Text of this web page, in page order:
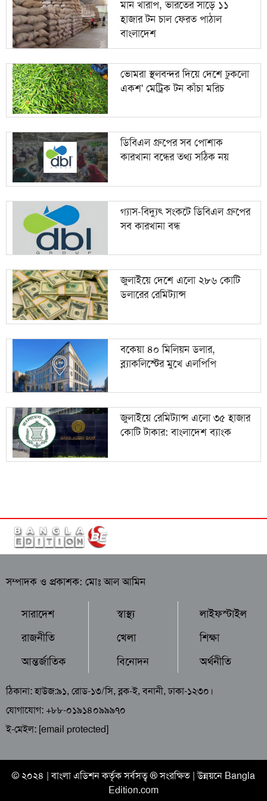
মান খারাপ, ভারতের সাড়ে ১১
হাজার টন চাল ফেরত পাঠাল
বাংলাদেশ
ভোমরা স্থলবন্দর দিয়ে দেশে ঢুকলো
একশ' মেট্রিক টন কাঁচা মরিচ
ডিবিএল গ্রুপের সব পোশাক
কারখানা বন্ধের তথ্য সঠিক নয়
গ্যাস-বিদ্যুৎ সংকটে ডিবিএল গ্রুপের
সব কারখানা বন্ধ
জুলাইয়ে দেশে এলো ২৮৬ কোটি
ডলারের রেমিট্যান্স
বকেয়া ৪০ মিলিয়ন ডলার,
ব্ল্যাকলিস্টের মুখে এলপিপি
জুলাইয়ে রেমিট্যান্স এলো ৩৫ হাজার
কোটি টাকার: বাংলাদেশ ব্যাংক
সম্পাদক ও প্রকাশক: মোঃ আল আমিন
সারাদেশ
রাজনীতি
আন্তর্জাতিক
স্বাস্থ্য
খেলা
বিনোদন
লাইফস্টাইল
শিক্ষা
অর্থনীতি
ঠিকানা: হাউজ:৯১, রোড-১৩/সি, ব্লক-ই, বনানী, ঢাকা-১২৩০।
যোগাযোগ: +৮৮-০১৯১৪০৯৯৯৭০
ই-মেইল: [email protected]
© ২০২৪ |বাংলা এডিশনকর্তৃক সর্বসত্ব ® সংরক্ষিত | উন্নয়নে Bangla
Edition.com